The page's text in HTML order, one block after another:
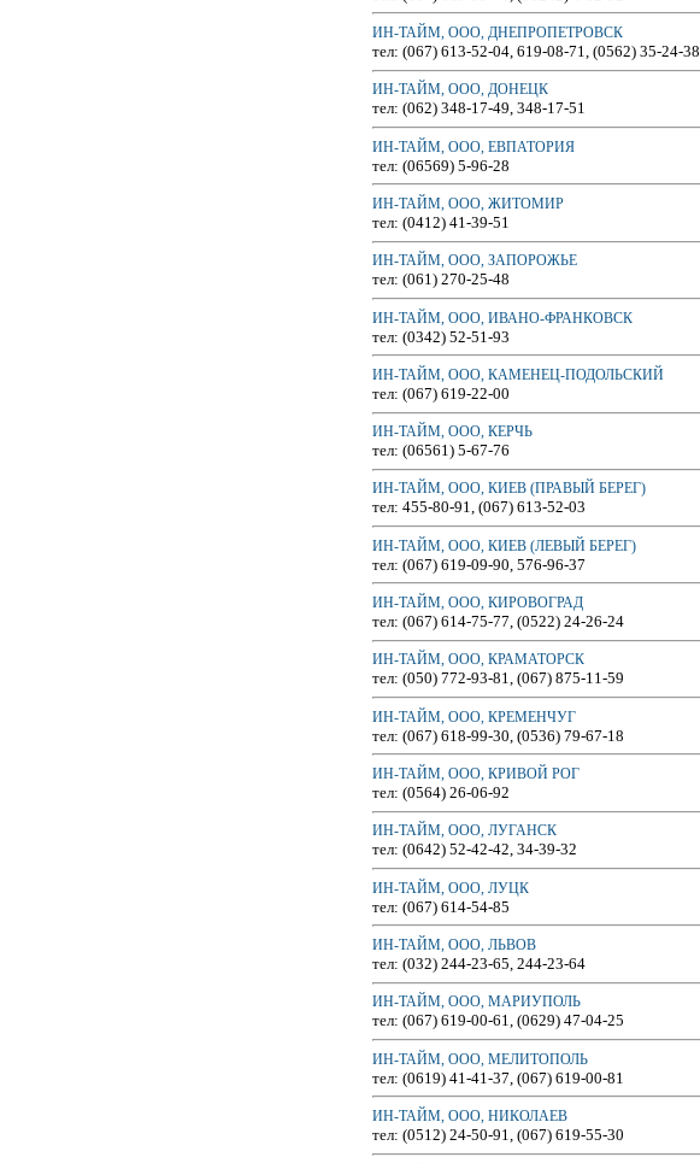
ИН-ТАЙМ, ООО, ДНЕПРОПЕТРОВСК
тел: (067) 613-52-04, 619-08-71, (0562) 35-24-38
ИН-ТАЙМ, ООО, ДОНЕЦК
тел: (062) 348-17-49, 348-17-51
ИН-ТАЙМ, ООО, ЕВПАТОРИЯ
тел: (06569) 5-96-28
ИН-ТАЙМ, ООО, ЖИТОМИР
тел: (0412) 41-39-51
ИН-ТАЙМ, ООО, ЗАПОРОЖЬЕ
тел: (061) 270-25-48
ИН-ТАЙМ, ООО, ИВАНО-ФРАНКОВСК
тел: (0342) 52-51-93
ИН-ТАЙМ, ООО, КАМЕНЕЦ-ПОДОЛЬСКИЙ
тел: (067) 619-22-00
ИН-ТАЙМ, ООО, КЕРЧЬ
тел: (06561) 5-67-76
ИН-ТАЙМ, ООО, КИЕВ (ПРАВЫЙ БЕРЕГ)
тел: 455-80-91, (067) 613-52-03
ИН-ТАЙМ, ООО, КИЕВ (ЛЕВЫЙ БЕРЕГ)
тел: (067) 619-09-90, 576-96-37
ИН-ТАЙМ, ООО, КИРОВОГРАД
тел: (067) 614-75-77, (0522) 24-26-24
ИН-ТАЙМ, ООО, КРАМАТОРСК
тел: (050) 772-93-81, (067) 875-11-59
ИН-ТАЙМ, ООО, КРЕМЕНЧУГ
тел: (067) 618-99-30, (0536) 79-67-18
ИН-ТАЙМ, ООО, КРИВОЙ РОГ
тел: (0564) 26-06-92
ИН-ТАЙМ, ООО, ЛУГАНСК
тел: (0642) 52-42-42, 34-39-32
ИН-ТАЙМ, ООО, ЛУЦК
тел: (067) 614-54-85
ИН-ТАЙМ, ООО, ЛЬВОВ
тел: (032) 244-23-65, 244-23-64
ИН-ТАЙМ, ООО, МАРИУПОЛЬ
тел: (067) 619-00-61, (0629) 47-04-25
ИН-ТАЙМ, ООО, МЕЛИТОПОЛЬ
тел: (0619) 41-41-37, (067) 619-00-81
ИН-ТАЙМ, ООО, НИКОЛАЕВ
тел: (0512) 24-50-91, (067) 619-55-30